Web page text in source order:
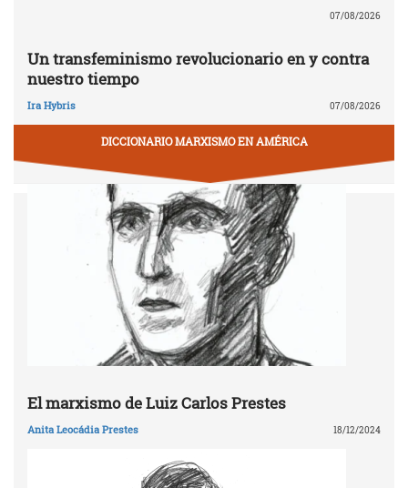
07/08/2026
Un transfeminismo revolucionario en y contra
nuestro tiempo
Ira Hybris 07/08/2026
DICCIONARIO MARXISMO EN AMÉRICA
El marxismo de Luiz Carlos Prestes
Anita Leocádia Prestes 18/12/2024